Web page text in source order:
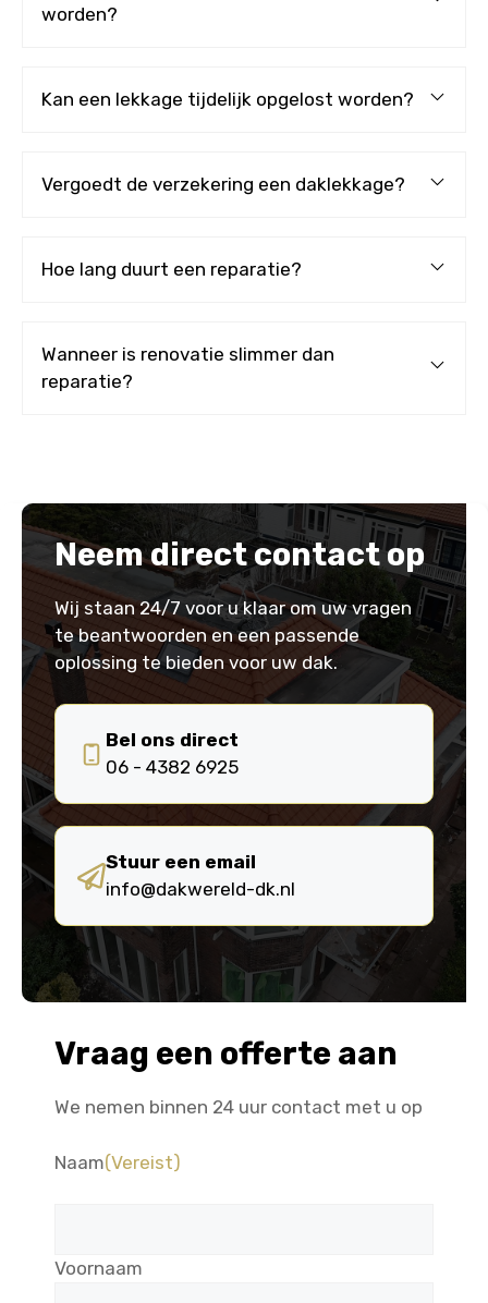
worden?
Kan een lekkage tijdelijk opgelost worden?
Vergoedt de verzekering een daklekkage?
Hoe lang duurt een reparatie?
Wanneer is renovatie slimmer dan
reparatie?
Neem direct contact op
Wij staan 24/7 voor u klaar om uw vragen
te beantwoorden en een passende
oplossing te bieden voor uw dak.
Bel ons direct
06 - 4382 6925
Stuur een email
info@dakwereld-dk.nl
Vraag een offerte aan
We nemen binnen 24 uur contact met u op
Naam(Vereist)
Voornaam